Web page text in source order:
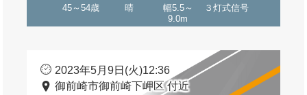
45～54歳 晴
幅5.5～
9.0m
３灯式信号
2023年5月9日(火)12:36
御前崎市御前崎下岬区 付近